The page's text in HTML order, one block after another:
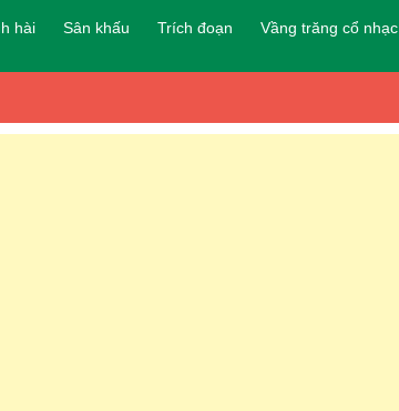
hài Sân khấu Trích đoạn Vầng trăng cổ nhạc